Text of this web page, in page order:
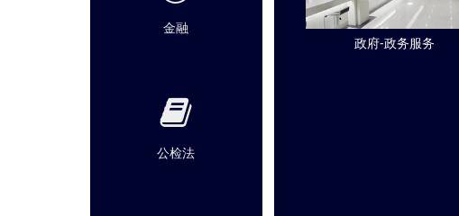
金融
公检法
政府-政务服务